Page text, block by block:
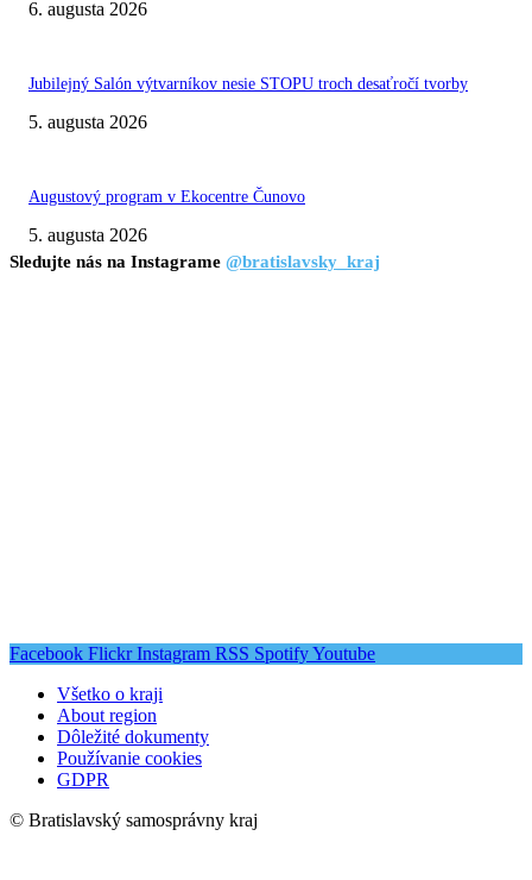
6. augusta 2026
Jubilejný Salón výtvarníkov nesie STOPU troch desaťročí tvorby
5. augusta 2026
Augustový program v Ekocentre Čunovo
5. augusta 2026
Sledujte nás na Instagrame @bratislavsky_kraj
Facebook Flickr Instagram RSS SpotifyYoutube
Všetko o kraji
About region
Dôležité dokumenty
Používanie cookies
GDPR
© Bratislavský samosprávny kraj